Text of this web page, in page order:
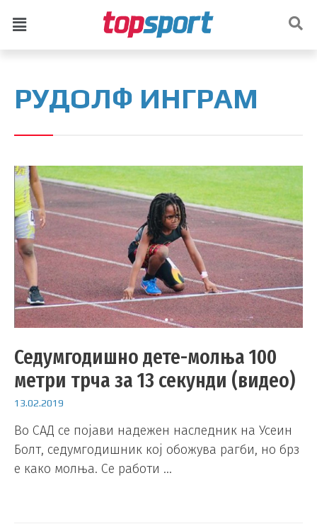
РУДОЛФ ИНГРАМ
Седумгодишно дете-молња 100
метри трча за 13 секунди (видео)
13.02.2019
Во САД се појави надежен наследник на Усеин
Болт, седумгодишник кој обожува рагби, но брз
е како молња. Се работи …